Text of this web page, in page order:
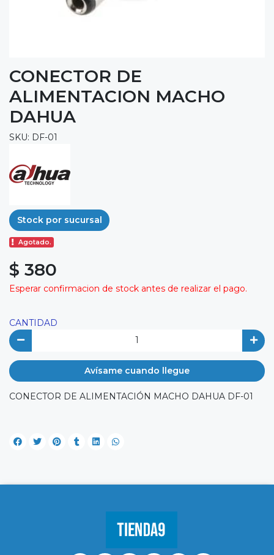
CONECTOR DE
ALIMENTACION MACHO
DAHUA
SKU: DF-01
Stock por sucursal
Agotado.
$ 380
Esperar confirmacion de stock antes de realizar el pago.
CANTIDAD
Avísame cuando llegue
CONECTOR DE ALIMENTACIÓN MACHO DAHUA DF-01